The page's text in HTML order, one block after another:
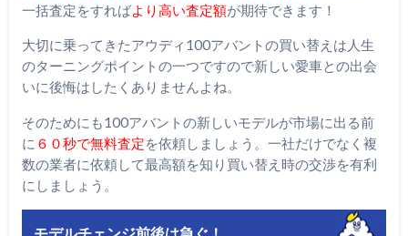
一括査定をすればより高い査定額が期待できます！
大切に乗ってきたアウディ100アバントの買い替えは人生
のターニングポイントの一つですので新しい愛車との出会
いに後悔はしたくありませんよね。
そのためにも100アバントの新しいモデルが市場に出る前
に ６０秒で無料査定を依頼しましょう。一社だけでなく複
数の業者に依頼して最高額を知り買い替え時の交渉を有利
にしましょう。